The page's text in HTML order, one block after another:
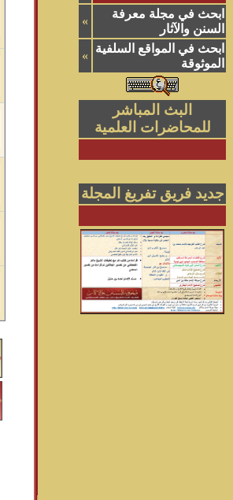
ابحث في مجلة معرفة
السنن والآثار
»
ابحث في المواقع السلفية
الموثوقة
»
البث المباشر
للمحاضرات العلمية
جديد فريق تفريغ المجلة